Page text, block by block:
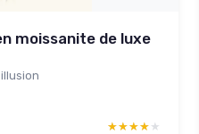
moissanite de luxe
★★★★★
★★★★★